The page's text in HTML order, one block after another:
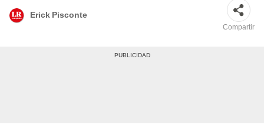
Erick Pisconte
Compartir